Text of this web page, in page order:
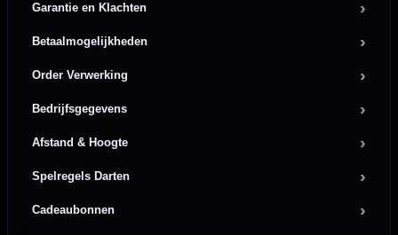
Garantie en Klachten
Betaalmogelijkheden
Order Verwerking
Bedrijfsgegevens
Afstand & Hoogte
Spelregels Darten
Cadeaubonnen